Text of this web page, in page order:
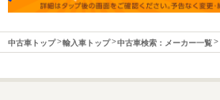
中古車トップ 輸入車トップ 中古車検索：メーカー一覧